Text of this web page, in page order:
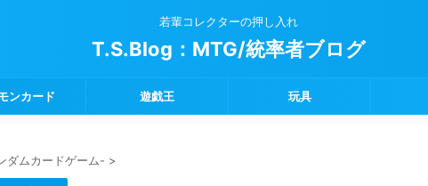
若輩コレクターの押し入れ
T.S.Blog：MTG/統率者ブログ
ンカード 遊戯王 玩具
ダムカードゲーム- >